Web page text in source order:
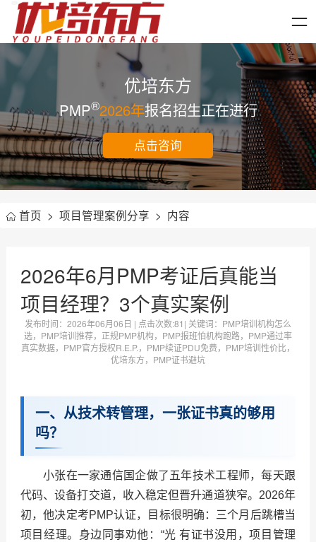
优培东方
PMP®2026年报名招生正在进行
点击咨询
首页 > 项目管理案例分享 > 内容
2026年6月PMP考证后真能当
项目经理？3个真实案例
发布时间： 2026年06月06日 | 点击次数:81| 关键词：PMP培训机构怎么
选，PMP培训推荐，正规PMP机构，PMP报班怕机构跑路，PMP通过率
真实数据，PMP官方授权R.E.P.，PMP续证PDU免费，PMP培训性价比，
优培东方，PMP证书避坑
一、从技术转管理，一张证书真的够用
吗？
小张在一家通信国企做了五年技术工程师，每天跟
代码、设备打交道，收入稳定但晋升通道狭窄。2026年
初，他决定考PMP认证，目标很明确：三个月后跳槽当
项目经理。身边同事劝他：“光 有证书没用，项目管理